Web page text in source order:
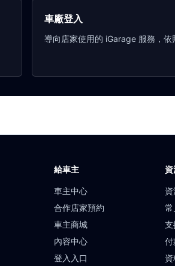
車廠登入
導向店家使用的 iGarage 服務，依
給車主
車主中心
合作店家預約
車主商城
內容中心
登入入口
常
支
付